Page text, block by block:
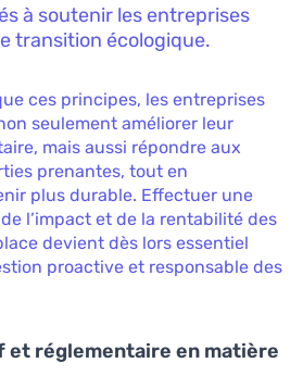
à soutenir les entreprises
transition écologique.
ces principes, les entreprises
seulement améliorer leur
mais aussi répondre aux
prenantes, tout en
plus durable. Effectuer une
l’impact et de la rentabilité des
devient dès lors essentiel
proactive et responsable des
et réglementaire en matière